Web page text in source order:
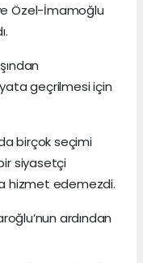
Özel-İmamoğlu
geçrilmesi için
birçok seçimi
siyasetçi
hizmet edemezdi.
ardından